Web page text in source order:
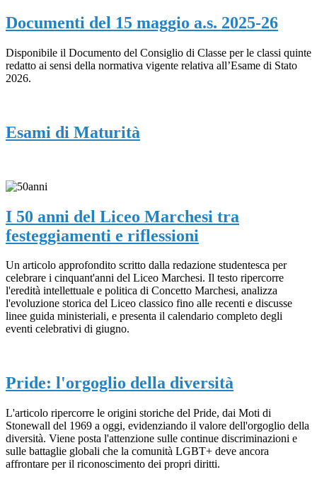
Documenti del 15 maggio a.s. 2025-26
Disponibile il Documento del Consiglio di Classe per le classi quinte
redatto ai sensi della normativa vigente relativa all’Esame di Stato
2026.
Esami di Maturità
I 50 anni del Liceo Marchesi tra
festeggiamenti e riflessioni
Un articolo approfondito scritto dalla redazione studentesca per
celebrare i cinquant'anni del Liceo Marchesi. Il testo ripercorre
l'eredità intellettuale e politica di Concetto Marchesi, analizza
l'evoluzione storica del Liceo classico fino alle recenti e discusse
linee guida ministeriali, e presenta il calendario completo degli
eventi celebrativi di giugno.
Pride: l'orgoglio della diversità
L'articolo ripercorre le origini storiche del Pride, dai Moti di
Stonewall del 1969 a oggi, evidenziando il valore dell'orgoglio della
diversità. Viene posta l'attenzione sulle continue discriminazioni e
sulle battaglie globali che la comunità LGBT+ deve ancora
affrontare per il riconoscimento dei propri diritti.